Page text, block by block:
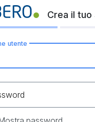
Crea il
utente